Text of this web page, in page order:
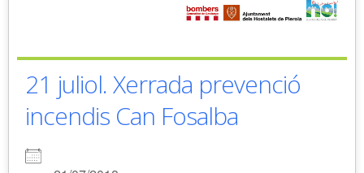
21 juliol. Xerrada prevenció
incendis Can Fosalba